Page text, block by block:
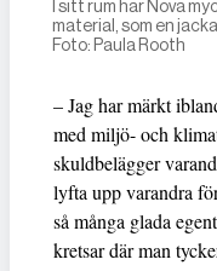
I sitt rum har Nova
material, som en
Foto: Paula Rooth
– Jag har märkt
med miljö- och
skuldbelägger
lyfta upp varandra
så många glada
kretsar där man